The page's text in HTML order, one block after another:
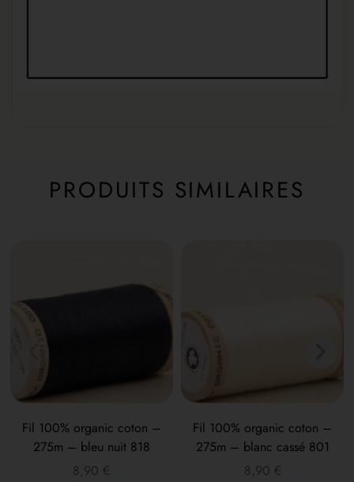
PRODUITS SIMILAIRES
Fil 100% organic coton –
275m – bleu nuit 818
8,90 €
Fil 100% organic coton –
275m – blanc cassé 801
8,90 €